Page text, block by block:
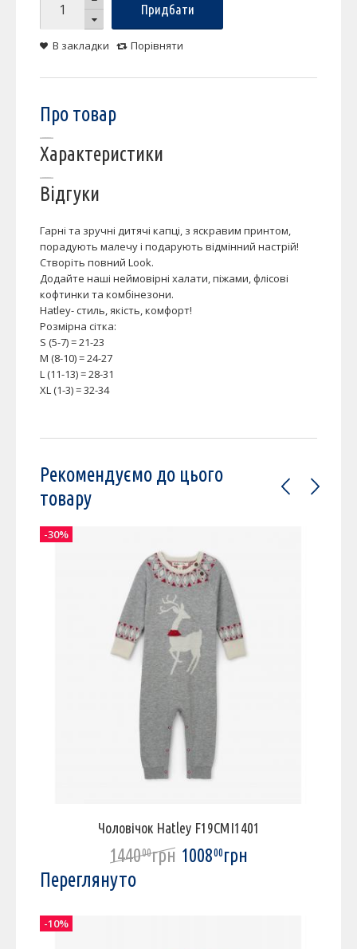
Придбати
В закладки Порівняти
Про товар
Характеристики
Відгуки
Гарні та зручні дитячі капці, з яскравим принтом,
порадують малечу і подарують відмінний настрій!
Створіть повний Look.
Додайте наші неймовірні халати, піжами, флісові
кофтинки та комбінезони.
Hatley- стиль, якість, комфорт!
Розмірна сітка:
S (5-7) = 21-23
M (8-10) = 24-27
L (11-13) = 28-31
XL (1-3) = 32-34
Рекомендуємо до цього
товару
Чоловічок Hatley F19CMI1401
144000грн 100800грн
-30%
Переглянуто
-10%